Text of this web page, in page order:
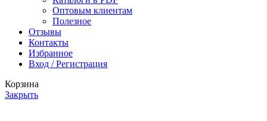
Оптовым клиентам
Полезное
Отзывы
Контакты
Избранное
Вход / Регистрация
Корзина
Закрыть